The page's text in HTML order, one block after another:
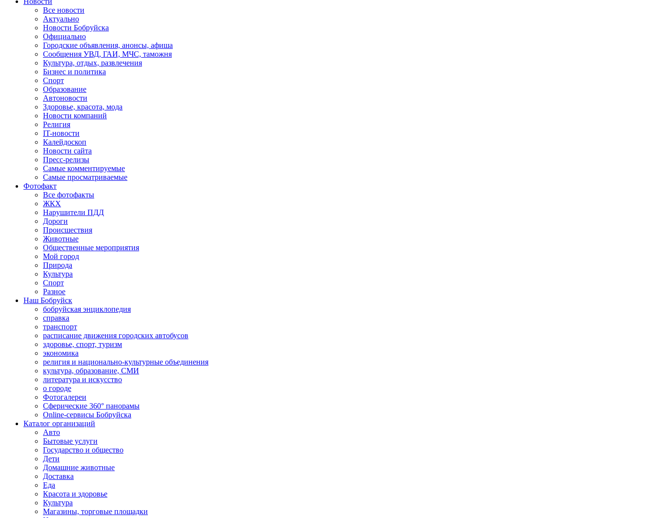
Все новости
Актуально
Новости Бобруйска
Официально
Городские объявления, анонсы, афиша
Сообщения УВД, ГАИ, МЧС, таможня
Культура, отдых, развлечения
Бизнес и политика
Спорт
Образование
Автоновости
Здоровье, красота, мода
Новости компаний
Религия
IT-новости
Калейдоскоп
Новости сайта
Пресс-релизы
Самые комментируемые
Самые просматриваемые
Фотофакт
Все фотофакты
ЖКХ
Нарушители ПДД
Дороги
Происшествия
Животные
Общественные мероприятия
Мой город
Природа
Культура
Спорт
Разное
Наш Бобруйск
бобруйская энциклопедия
справка
транспорт
расписание движения городских автобусов
здоровье, спорт, туризм
экономика
религия и национально-культурные объединения
культура, образование, СМИ
литература и искусство
о городе
Фотогалереи
Сферические 360° панорамы
Online-сервисы Бобруйска
Каталог организаций
Авто
Бытовые услуги
Государство и общество
Дети
Домашние животные
Доставка
Еда
Красота и здоровье
Культура
Магазины, торговые площадки